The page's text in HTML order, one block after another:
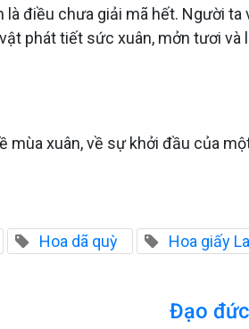
điều chưa giải mã hết. Người
phát tiết sức xuân, mởn tươi
mùa xuân, về sự khởi đầu của
Hoa dã quỳ Hoa giấy
Đạo